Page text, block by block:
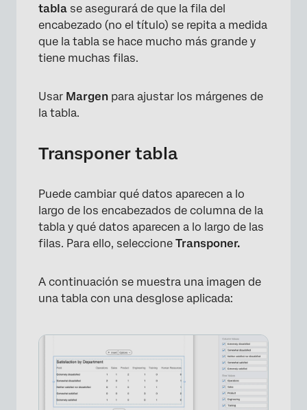
×
tabla se asegurará de que la fila del
encabezado (no el título) se repita a medida
que la tabla se hace mucho más grande y
tiene muchas filas.
Usar Margen para ajustar los márgenes de
la tabla.
Transponer tabla
Puede cambiar qué datos aparecen a lo
largo de los encabezados de columna de la
tabla y qué datos aparecen a lo largo de las
filas. Para ello, seleccione Transponer.
A continuación se muestra una imagen de
una tabla con una desglose aplicada: